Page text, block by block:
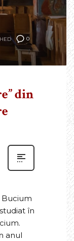
0
din
Bucium
în
anul